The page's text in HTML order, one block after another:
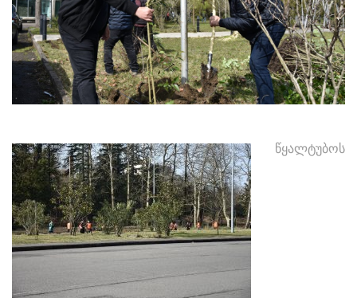
წყალტუბოს